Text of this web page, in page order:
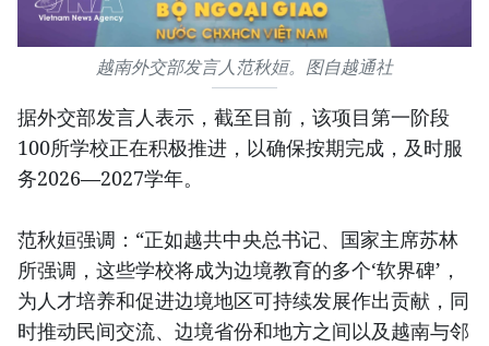
越南外交部发言人范秋姮。图自越通社
据外交部发言人表示，截至目前，该项目第一阶段
100所学校正在积极推进，以确保按期完成，及时服
务2026—2027学年。
范秋姮强调：“正如越共中央总书记、国家主席苏林
所强调，这些学校将成为边境教育的多个‘软界碑’，
为人才培养和促进边境地区可持续发展作出贡献，同
时推动民间交流、边境省份和地方之间以及越南与邻